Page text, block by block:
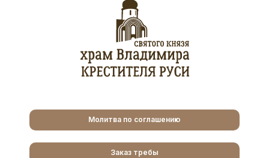
Молитва по соглашению
Заказ требы